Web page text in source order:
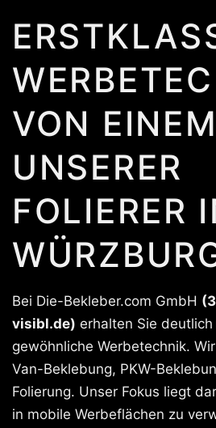
VON EINEM
UNSERER
FOLIERER
Bei Die-Bekleber.com GmbH
visibl.de) erhalten Sie deutlich
gewöhnliche Werbetechnik.
Van-Beklebung, PKW-
Folierung. Unser Fokus liegt
in mobile Werbeflächen zu